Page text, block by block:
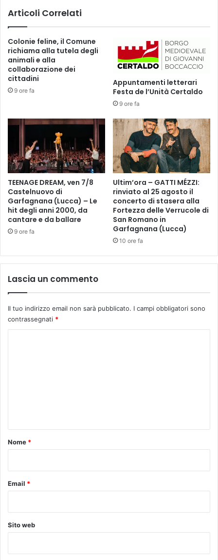
o
l
e
d
i
F
l
e
i
a
M
r
a
n
d
r
i
a
F
r
n
s
B
e
n
e
v
i
a
a
o
v
a
m
o
f
i
c
e
t
e
p
Articoli Correlati
Colonie feline, il Comune
richiama alla tutela degli
animali e alla
collaborazione dei
cittadini
9 ore fa
Appuntamenti letterari
Festa de l’Unità Certaldo
9 ore fa
TEENAGE DREAM, ven 7/8
Castelnuovo di
Garfagnana (Lucca) – Le
hit degli anni 2000, da
cantare e da ballare
9 ore fa
Ultim’ora – GATTI MÉZZI:
rinviato al 25 agosto il
concerto di stasera alla
Fortezza delle Verrucole di
San Romano in
Garfagnana (Lucca)
10 ore fa
Lascia un commento
Il tuo indirizzo email non sarà pubblicato. I campi obbligatori sono
contrassegnati *
o
Nome *
Email *
Sito web